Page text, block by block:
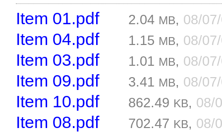
Item 01.pdf 2.04 MB, 08/
Item 04.pdf 1.15 MB, 08/
Item 03.pdf 1.01 MB, 08/
Item 09.pdf 3.41 MB, 08/
Item 10.pdf 862.49 KB, 08/
Item 08.pdf 702.47 KB, 08/